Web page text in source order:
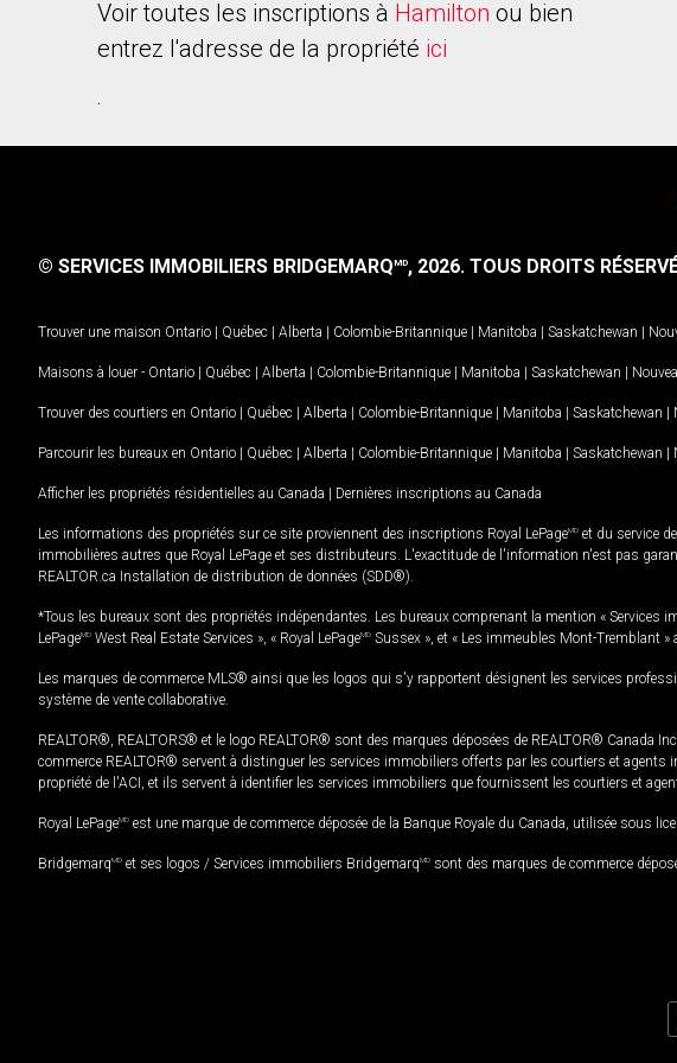
Voir toutes les inscriptions à Hamilton ou bien
entrez l'adresse de la propriété ici
.
© SERVICES IMMOBILIERS BRIDGEMARQMD, 2026. TOUS DROITS
Trouver une maison Ontario | Québec | Alberta | Colombie-Britannique | Manitoba | Saskatchewan |
Maisons à louer - Ontario | Québec | Alberta | Colombie-Britannique | Manitoba | Saskatchewan |
Trouver des courtiers en Ontario | Québec | Alberta | Colombie-Britannique | Manitoba | Saskatchewan |
Parcourir les bureaux en Ontario | Québec | Alberta | Colombie-Britannique | Manitoba | Saskatchewan |
Afficher les propriétés résidentielles au Canada | Dernières inscriptions au Canada
Les informations des propriétés sur ce site proviennent des inscriptions Royal LePageMD et du service
immobilières autres que Royal LePage et ses distributeurs. L'exactitude de l'information n'est pas
REALTOR.ca Installation de distribution de données (SDD®).
*Tous les bureaux sont des propriétés indépendantes. Les bureaux comprenant la mention « Services
LePageMD West Real Estate Services », « Royal LePageMD Sussex », et « Les immeubles Mont-Tremblant
Les marques de commerce MLS® ainsi que les logos qui s'y rapportent désignent les services
système de vente collaborative.
REALTOR®, REALTORS® et le logo REALTOR® sont des marques déposées de REALTOR®
commerce REALTOR® servent à distinguer les services immobiliers offerts par les courtiers et
propriété de l'ACI, et ils servent à identifier les services immobiliers que fournissent les courtiers et
Royal LePageMD est une marque de commerce déposée de la Banque Royale du Canada, utilisée sous
BridgemarqMD et ses logos / Services immobiliers BridgemarqMD sont des marques de commerce